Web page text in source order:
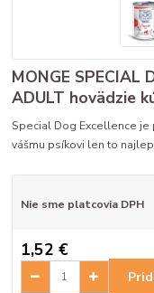
MONGE SPECIAL
ADULT hovädzie
Special Dog Excellence je
vášmu psíkovi len to
Nie sme platcovia DPH
1,52 €